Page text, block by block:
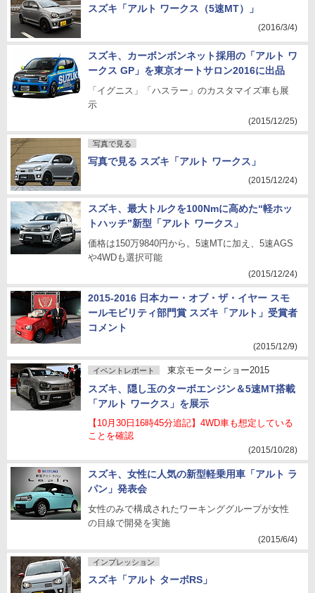
スズキ「アルト ワークス（5速MT）」
(2016/3/4)
スズキ、カーボンボンネット採用の「アルト ワ
ークス GP」を東京オートサロン2016に出品
「イグニス」「ハスラー」のカスタマイズ車も展
示
(2015/12/25)
写真で見る
写真で見る スズキ「アルト ワークス」
(2015/12/24)
スズキ、最大トルクを100Nmに高めた“軽ホッ
トハッチ”新型「アルト ワークス」
価格は150万9840円から。5速MTに加え、5速AGS
や4WDも選択可能
(2015/12/24)
2015-2016 日本カー・オブ・ザ・イヤー スモ
ールモビリティ部門賞 スズキ「アルト」受賞者
コメント
(2015/12/9)
イベントレポート 東京モーターショー2015
スズキ、隠し玉のターボエンジン＆5速MT搭載
「アルト ワークス」を展示
【10月30日16時45分追記】4WD車も想定している
ことを確認
(2015/10/28)
スズキ、女性に人気の新型軽乗用車「アルト ラ
パン」発表会
女性のみで構成されたワーキンググループが女性
の目線で開発を実施
(2015/6/4)
インプレッション
スズキ「アルト ターボRS」